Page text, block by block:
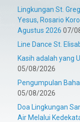
Lingkungan St.
Yesus, Rosario
Agustus 2026 07/
Line Dance St.
Kasih adalah yang
05/08/2026
Pengumpulan
05/08/2026
Doa Lingkungan
Air Melalui